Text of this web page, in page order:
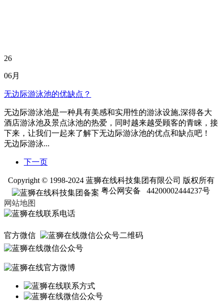
26
06月
无边际游泳池的优缺点？
无边际游泳池是一种具有美感和实用性的游泳设施,深得各大
酒店游泳池及景点泳池的热爱，同时越来越受顾客的青睐，接
下来，让我们一起来了解下无边际游泳池的优点和缺点吧！
无边际游泳...
下一页
Copyright © 1998-2024 蓝狮在线科技集团有限公司 版权所有
粤公网安备 44200002444237号
网站地图
官方微信